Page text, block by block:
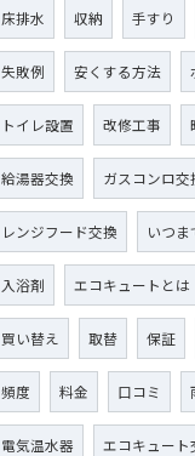
床排水 収納 手すり
失敗例 安くする方法
トイレ設置 改修工事
給湯器交換 ガスコンロ交
レンジフード交換 いつま
入浴剤 エコキュートとは
買い替え 取替 保証
頻度 料金 口コミ
電気温水器 エコキュート